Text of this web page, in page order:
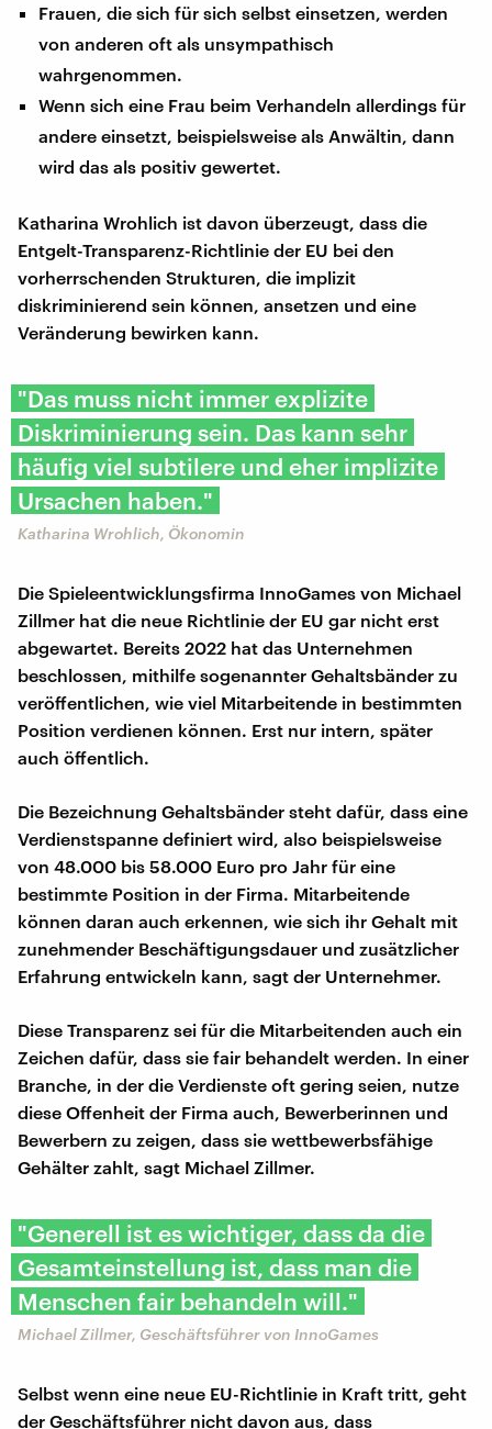
Frauen, die sich für sich selbst einsetzen, werden
von anderen oft als unsympathisch
wahrgenommen.
Wenn sich eine Frau beim Verhandeln allerdings für
andere einsetzt, beispielsweise als Anwältin, dann
wird das als positiv gewertet.
Katharina Wrohlich ist davon überzeugt, dass die
Entgelt-Transparenz-Richtlinie der EU bei den
vorherrschenden Strukturen, die implizit
diskriminierend sein können, ansetzen und eine
Veränderung bewirken kann.
"Das muss nicht immer explizite
Diskriminierung sein. Das kann sehr
häufig viel subtilere und eher implizite
Ursachen haben."
Katharina Wrohlich, Ökonomin
Die Spieleentwicklungsfirma InnoGames von Michael
Zillmer hat die neue Richtlinie der EU gar nicht erst
abgewartet. Bereits 2022 hat das Unternehmen
beschlossen, mithilfe sogenannter Gehaltsbänder zu
veröffentlichen, wie viel Mitarbeitende in bestimmten
Position verdienen können. Erst nur intern, später
auch öffentlich.
Die Bezeichnung Gehaltsbänder steht dafür, dass eine
Verdienstspanne definiert wird, also beispielsweise
von 48.000 bis 58.000 Euro pro Jahr für eine
bestimmte Position in der Firma. Mitarbeitende
können daran auch erkennen, wie sich ihr Gehalt mit
zunehmender Beschäftigungsdauer und zusätzlicher
Erfahrung entwickeln kann, sagt der Unternehmer.
Diese Transparenz sei für die Mitarbeitenden auch ein
Zeichen dafür, dass sie fair behandelt werden. In einer
Branche, in der die Verdienste oft gering seien, nutze
diese Offenheit der Firma auch, Bewerberinnen und
Bewerbern zu zeigen, dass sie wettbewerbsfähige
Gehälter zahlt, sagt Michael Zillmer.
"Generell ist es wichtiger, dass da die
Gesamteinstellung ist, dass man die
Menschen fair behandeln will."
Michael Zillmer, Geschäftsführer von InnoGames
Selbst wenn eine neue EU-Richtlinie in Kraft tritt, geht
der Geschäftsführer nicht davon aus, dass